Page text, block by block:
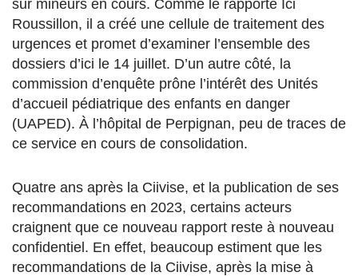
sur mineurs en cours. Comme le rapporte Ici
Roussillon, il a créé une cellule de traitement des
urgences et promet d’examiner l’ensemble des
dossiers d’ici le 14 juillet. D’un autre côté, la
commission d’enquête prône l’intérêt des Unités
d’accueil pédiatrique des enfants en danger
(UAPED). À l’hôpital de Perpignan, peu de traces de
ce service en cours de consolidation.
Quatre ans après la Ciivise, et la publication de ses
recommandations en 2023, certains acteurs
craignent que ce nouveau rapport reste à nouveau
confidentiel. En effet, beaucoup estiment que les
recommandations de la Ciivise, après la mise à